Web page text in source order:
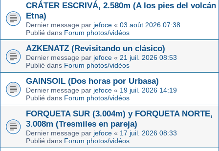
CRÁTER ESCRIVÁ, 2.580m (A los pies del volcán
Etna)
Dernier message par jefoce « 03 août 2026 07:38
Publié dans Forum photos/vidéos
AZKENATZ (Revisitando un clásico)
Dernier message par jefoce « 21 juil. 2026 08:53
Publié dans Forum photos/vidéos
GAINSOIL (Dos horas por Urbasa)
Dernier message par jefoce « 19 juil. 2026 14:19
Publié dans Forum photos/vidéos
FORQUETA SUR (3.004m) y FORQUETA NORTE,
3.008m (Tresmiles en pareja)
Dernier message par jefoce « 17 juil. 2026 08:33
Publié dans Forum photos/vidéos